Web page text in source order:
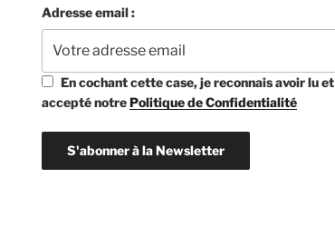
Adresse email :
En cochant cette case, je reconnais avoir lu et
accepté notrePolitique de Confidentialité